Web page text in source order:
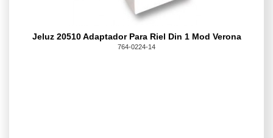
Jeluz 20510 Adaptador Para Riel Din 1 Mod Verona
764-0224-14